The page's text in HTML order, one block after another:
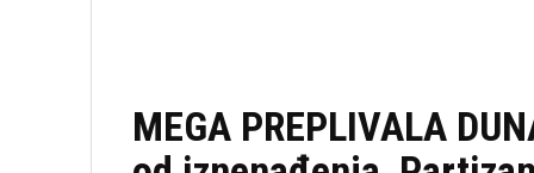
MEGA PREPLIVALA